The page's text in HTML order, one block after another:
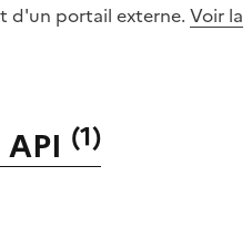
d'un portail externe. Voir la
(1)